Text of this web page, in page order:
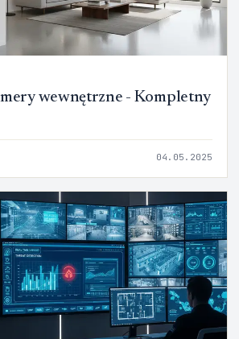
wewnętrzne - Kompletny
04.05.2025